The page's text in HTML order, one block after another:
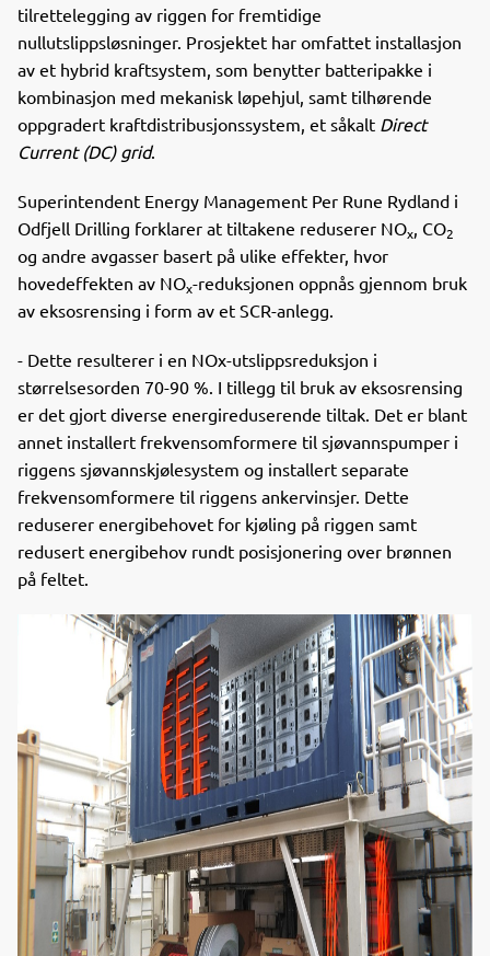
tilrettelegging av riggen for fremtidige
nullutslippsløsninger. Prosjektet har omfattet installasjon
av et hybrid kraftsystem, som benytter batteripakke i
kombinasjon med mekanisk løpehjul, samt tilhørende
oppgradert kraftdistribusjonssystem, et såkalt Direct
Current (DC) grid.
Superintendent Energy Management Per Rune Rydland i
Odfjell Drilling forklarer at tiltakene reduserer NOx, CO2
og andre avgasser basert på ulike effekter, hvor
hovedeffekten av NOx-reduksjonen oppnås gjennom bruk
av eksosrensing i form av et SCR-anlegg.
- Dette resulterer i en NOx-utslippsreduksjon i
størrelsesorden 70-90 %. I tillegg til bruk av eksosrensing
er det gjort diverse energireduserende tiltak. Det er blant
annet installert frekvensomformere til sjøvannspumper i
riggens sjøvannskjølesystem og installert separate
frekvensomformere til riggens ankervinsjer. Dette
reduserer energibehovet for kjøling på riggen samt
redusert energibehov rundt posisjonering over brønnen
på feltet.